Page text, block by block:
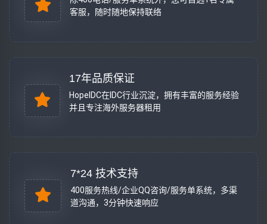
客服，随时随地保持联络
17年品质保证
HopeIDC在IDC行业沉淀，拥有丰富的服务经验
并且专注海外服务器租用
7*24 技术支持
400服务热线/企业QQ咨询/服务单系统，多渠
道沟通，3分钟快速响应